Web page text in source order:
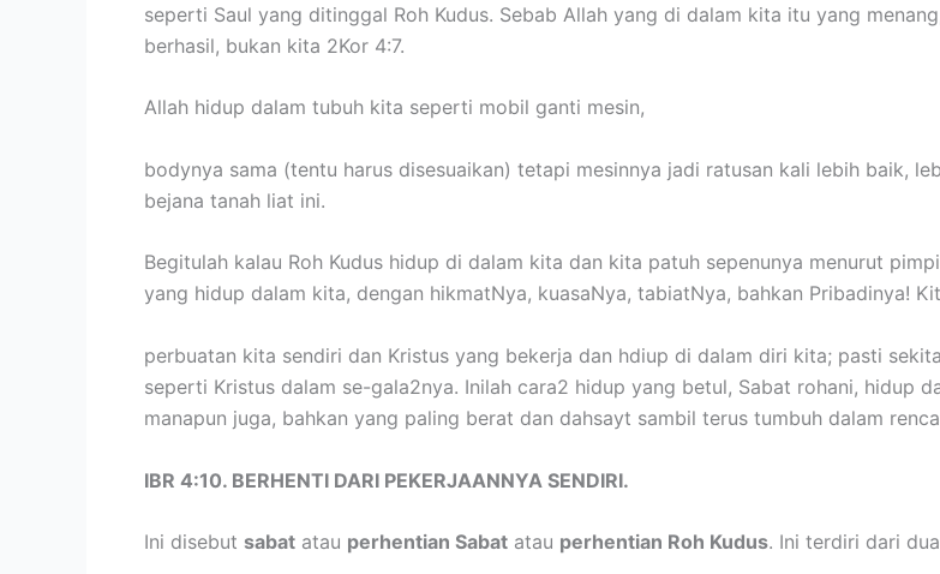
seperti Saul yang ditinggal Roh Kudus. Sebab Allah yang di dalam kita itu yang
berhasil, bukan kita 2Kor 4:7.
Allah hidup dalam tubuh kita seperti mobil ganti mesin,
bodynya sama (tentu harus disesuaikan) tetapi mesinnya jadi ratusan kali lebih baik,
bejana tanah liat ini.
Begitulah kalau Roh Kudus hidup di dalam kita dan kita patuh sepenunya menurut
yang hidup dalam kita, dengan hikmatNya, kuasaNya, tabiatNya, bahkan Pribadinya!
perbuatan kita sendiri dan Kristus yang bekerja dan hdiup di dalam diri kita; pasti
seperti Kristus dalam se-gala2nya. Inilah cara2 hidup yang betul, Sabat rohani, hidup
manapun juga, bahkan yang paling berat dan dahsayt sambil terus tumbuh dalam
IBR 4:10. BERHENTI DARI PEKERJAANNYA SENDIRI.
Ini disebut sabat atau perhentian Sabat atau perhentian Roh Kudus. Ini terdiri dari